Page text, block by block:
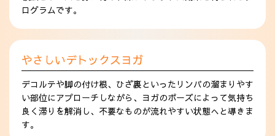
ログラムです。
やさしいデトックスヨガ
デコルテや脚の付け根、ひざ裏といったリンパの溜まりやす
い部位にアプローチしながら、ヨガのポーズによって気持ち
良く滞りを解消し、不要なものが流れやすい状態へと導きま
す。